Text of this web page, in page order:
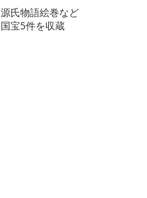
源氏物語絵巻など
国宝5件を収蔵